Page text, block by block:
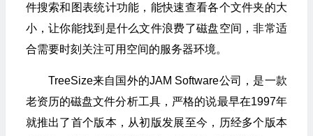
件搜索和图表统计功能，能快速查看各个文件夹的大
小，让你能找到是什么文件浪费了磁盘空间，非常适
合需要时刻关注可用空间的服务器环境。
TreeSize来自国外的JAM Software公司，是一款
老资历的磁盘文件分析工具，严格的说最早在1997年
就推出了首个版本，从初版发展至今，历经多个版本